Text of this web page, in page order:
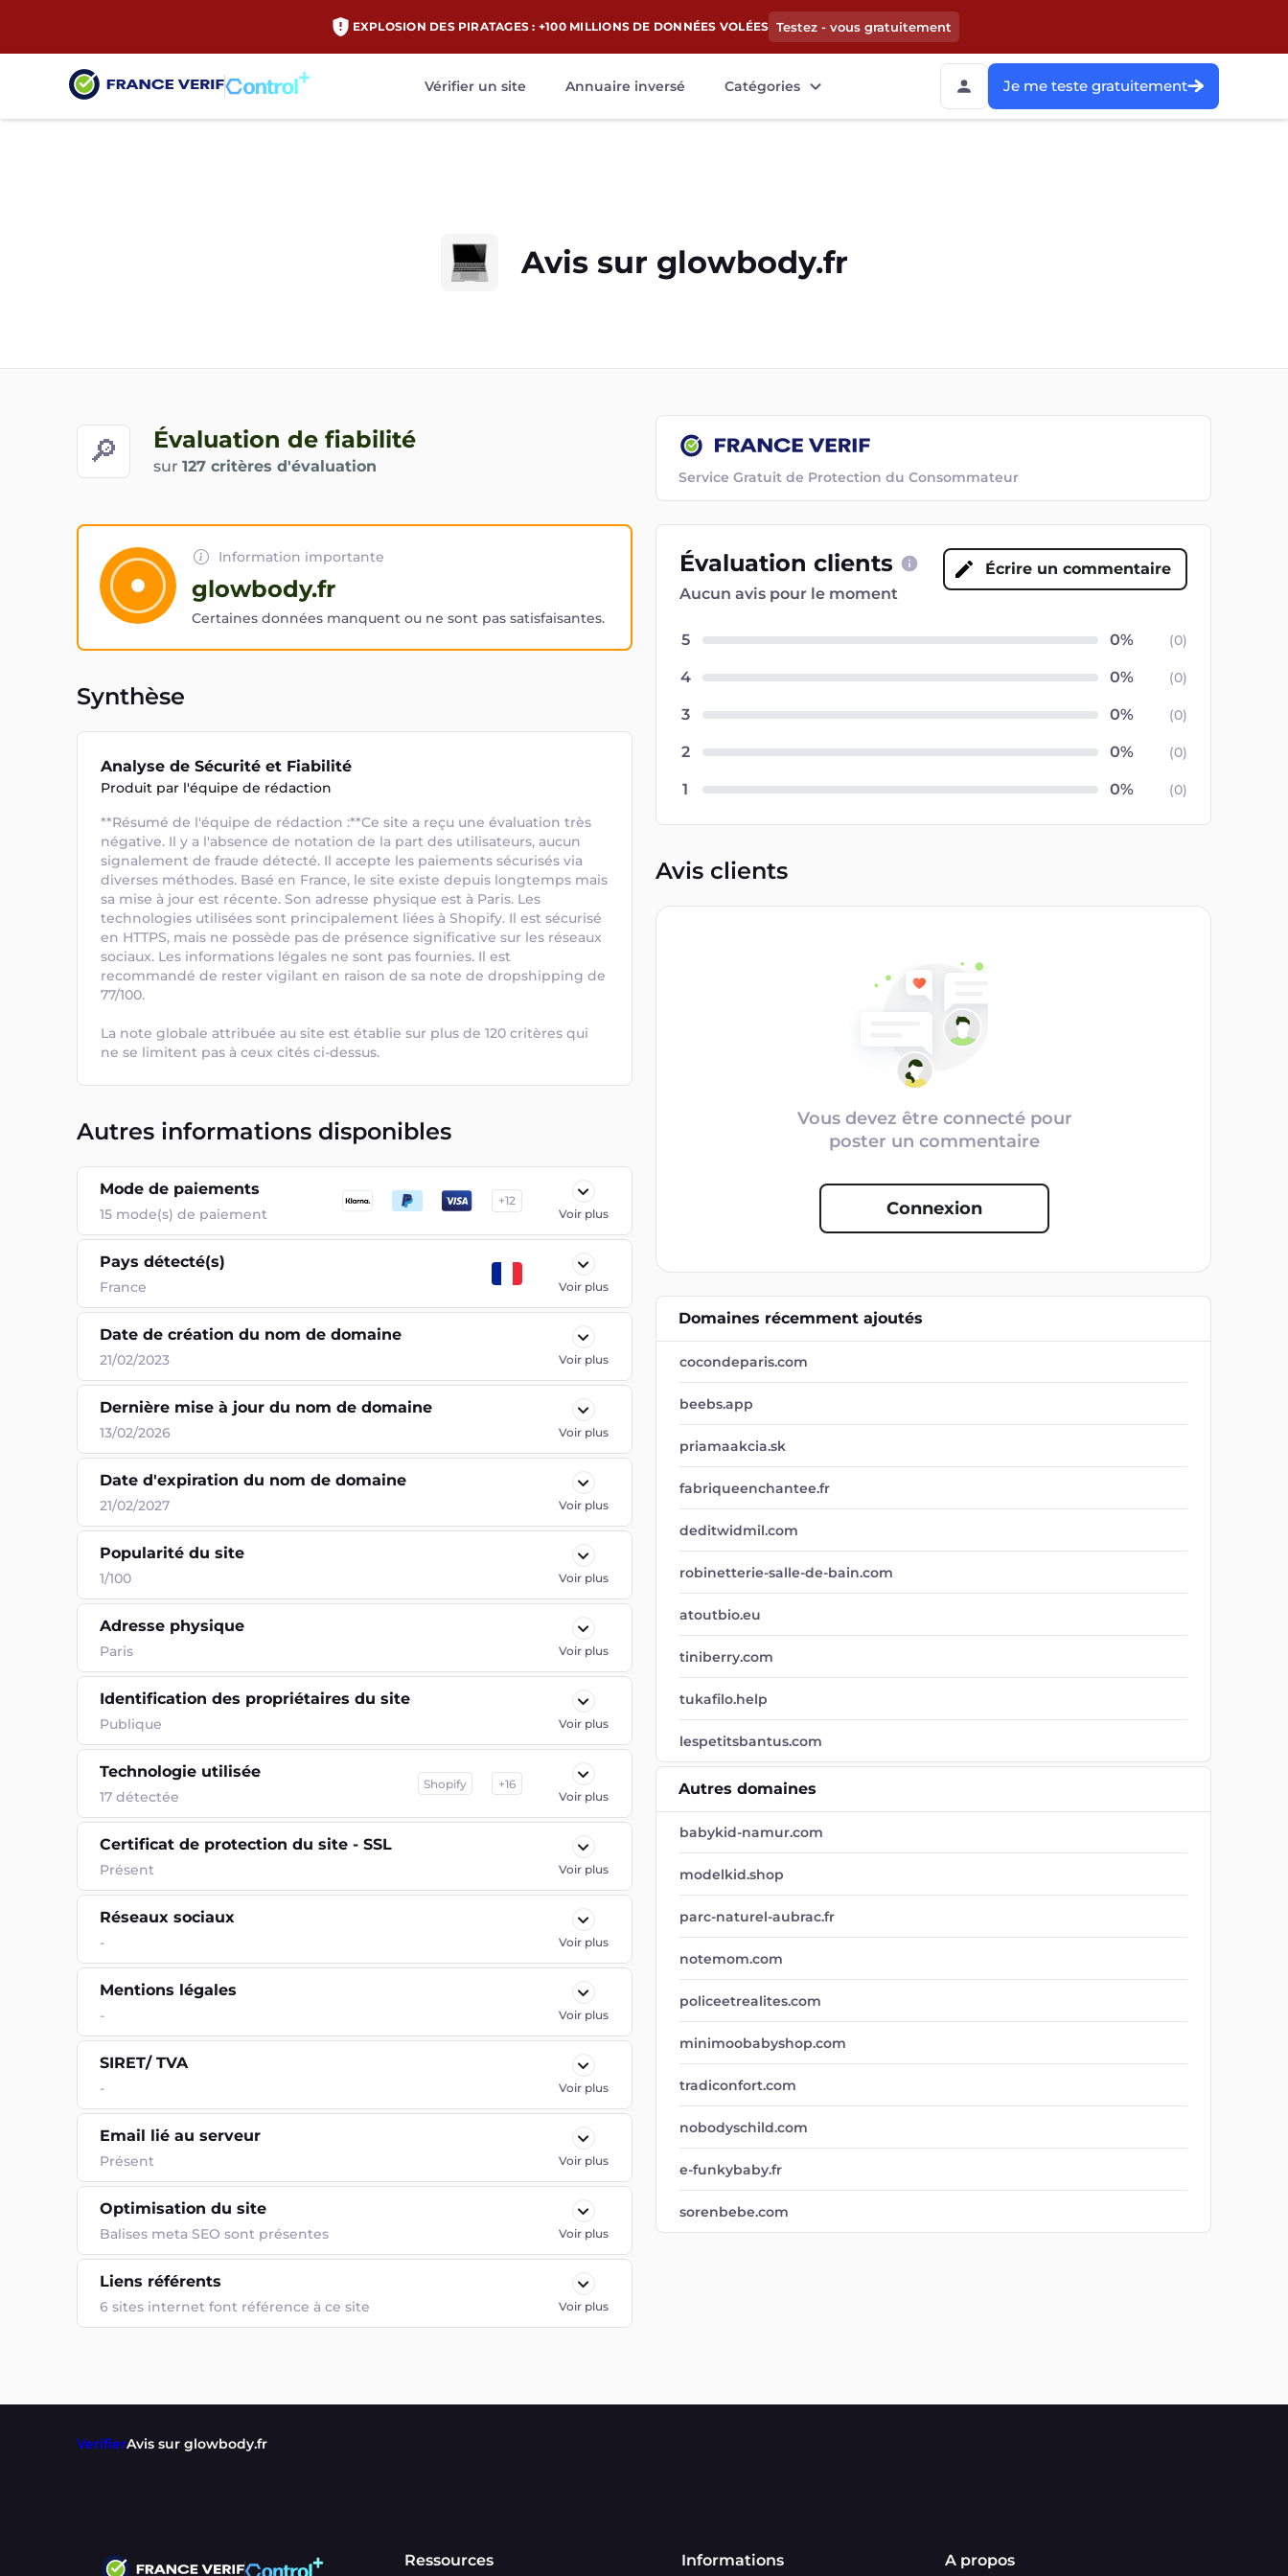
EXPLOSION DES PIRATAGES : +100 MILLIONS DE DONNÉES VOLÉES Testez - vous gratuitement
Vérifier un site Annuaire inversé Catégories Je me teste gratuitement
Avis sur glowbody.fr
🔎 Évaluation de fiabilité
sur 127 critères d'évaluation
Service Gratuit de Protection du Consommateur
Information importante
glowbody.fr
Certaines données manquent ou ne sont pas satisfaisantes.
Synthèse
Analyse de Sécurité et Fiabilité
Produit par l'équipe de rédaction
**Résumé de l'équipe de rédaction :**Ce site a reçu une évaluation très
négative. Il y a l'absence de notation de la part des utilisateurs, aucun
signalement de fraude détecté. Il accepte les paiements sécurisés via
diverses méthodes. Basé en France, le site existe depuis longtemps mais
sa mise à jour est récente. Son adresse physique est à Paris. Les
technologies utilisées sont principalement liées à Shopify. Il est sécurisé
en HTTPS, mais ne possède pas de présence significative sur les réseaux
sociaux. Les informations légales ne sont pas fournies. Il est
recommandé de rester vigilant en raison de sa note de dropshipping de
77/100.
La note globale attribuée au site est établie sur plus de 120 critères qui
ne se limitent pas à ceux cités ci-dessus.
Autres informations disponibles
Mode de paiements
15 mode(s) de paiement
+12
Voir plus
Pays détecté(s)
France Voir plus
Date de création du nom de domaine
21/02/2023 Voir plus
Dernière mise à jour du nom de domaine
13/02/2026 Voir plus
Date d'expiration du nom de domaine
21/02/2027 Voir plus
Popularité du site
1/100 Voir plus
Adresse physique
Paris Voir plus
Identification des propriétaires du site
Publique Voir plus
Technologie utilisée
17 détectée
Shopify +16
Voir plus
Certificat de protection du site - SSL
Présent Voir plus
Réseaux sociaux
- Voir plus
Mentions légales
- Voir plus
SIRET/ TVA
- Voir plus
Email lié au serveur
Présent Voir plus
Optimisation du site
Balises meta SEO sont présentes Voir plus
Liens référents
6 sites internet font référence à ce site Voir plus
Évaluation clients
Aucun avis pour le moment
Écrire un commentaire
5 (0)
4 (0)
3 (0)
2 (0)
1 (0)
Avis clients
Vous devez être connecté pour
poster un commentaire
Connexion
Domaines récemment ajoutés
cocondeparis.com
beebs.app
priamaakcia.sk
fabriqueenchantee.fr
deditwidmil.com
robinetterie-salle-de-bain.com
atoutbio.eu
tiniberry.com
tukafilo.help
lespetitsbantus.com
Autres domaines
babykid-namur.com
modelkid.shop
parc-naturel-aubrac.fr
notemom.com
policeetrealites.com
minimoobabyshop.com
tradiconfort.com
nobodyschild.com
e-funkybaby.fr
sorenbebe.com
VerifierAvis sur glowbody.fr
Ressources Informations A propos